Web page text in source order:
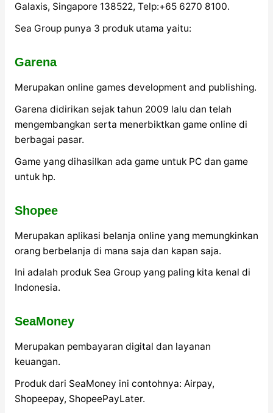
Galaxis, Singapore 138522, Telp:+65 6270 8100.
Sea Group punya 3 produk utama yaitu:
Garena
Merupakan online games development and publishing.
Garena didirikan sejak tahun 2009 lalu dan telah
mengembangkan serta menerbiktkan game online di
berbagai pasar.
Game yang dihasilkan ada game untuk PC dan game
untuk hp.
Shopee
Merupakan aplikasi belanja online yang memungkinkan
orang berbelanja di mana saja dan kapan saja.
Ini adalah produk Sea Group yang paling kita kenal di
Indonesia.
SeaMoney
Merupakan pembayaran digital dan layanan
keuangan.
Produk dari SeaMoney ini contohnya: Airpay,
Shopeepay, ShopeePayLater.